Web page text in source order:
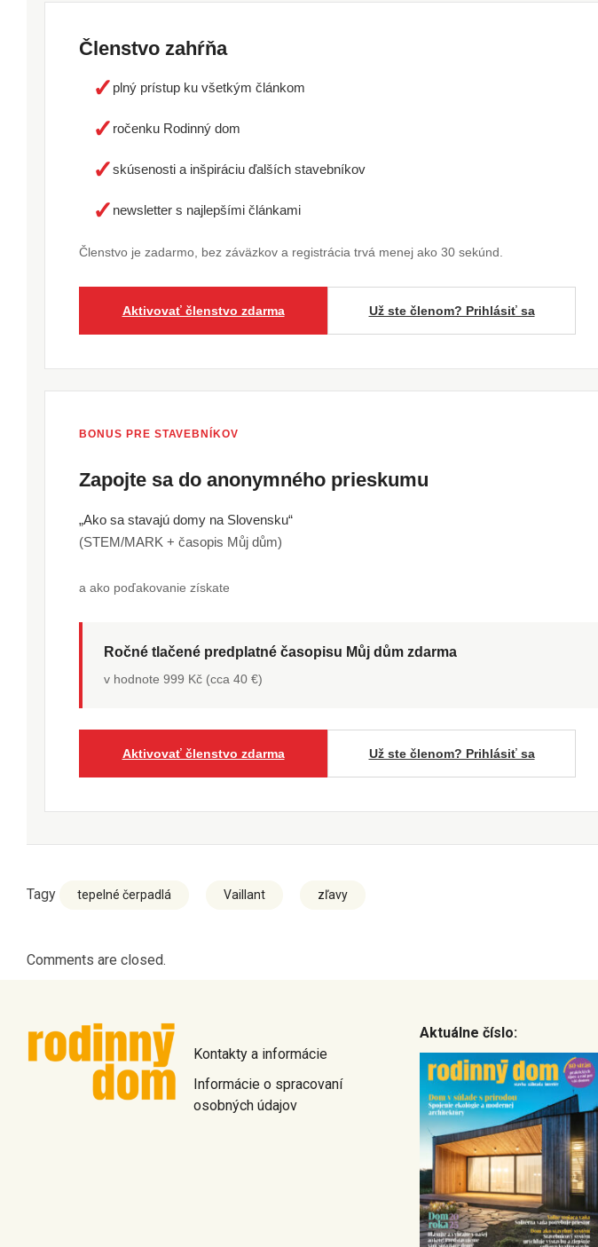
Členstvo zahŕňa
✓ plný prístup ku všetkým článkom
✓ ročenku Rodinný dom
✓skúsenosti a inšpiráciu ďalších stavebníkov
✓ newsletter s najlepšími článkami
Členstvo je zadarmo, bez záväzkov a registrácia trvá menej ako 30 sekúnd.
Aktivovať členstvo zdarma Už ste členom? Prihlásiť sa
BONUS PRE STAVEBNÍKOV
Zapojte sa do anonymného prieskumu
„Ako sa stavajú domy na Slovensku“
(STEM/MARK + časopis Můj dům)
a ako poďakovanie získate
Ročné tlačené predplatné časopisu Můj dům zdarma
v hodnote 999 Kč (cca 40 €)
Aktivovať členstvo zdarma Už ste členom? Prihlásiť sa
Tagy tepelné čerpadlá Vaillant zľavy
Comments are closed.
Kontakty a informácie
Informácie o spracovaní
osobných údajov
Aktuálne číslo: